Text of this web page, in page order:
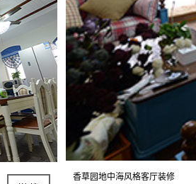
香草园地中海风格客厅装修